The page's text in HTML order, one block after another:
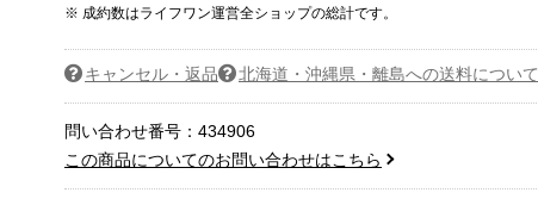
※ 成約数はライフワン運営全ショップの総計です。
キャンセル・返品 北海道・沖縄県・離島への送料について
問い合わせ番号：434906
この商品についてのお問い合わせはこちら